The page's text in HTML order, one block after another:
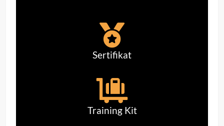
Sertifikat
Training Kit